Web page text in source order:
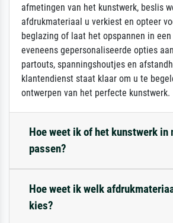
afmetingen van het kunstwerk, beslis
afdrukmateriaal u verkiest en opteer
beglazing of laat het opspannen in
eveneens gepersonaliseerde opties
partouts, spanningshoutjes en
klantendienst staat klaar om u te
ontwerpen van het perfecte kunstwerk.
Hoe weet ik of het kunstwerk in
passen?
Hoe weet ik welk
kies?